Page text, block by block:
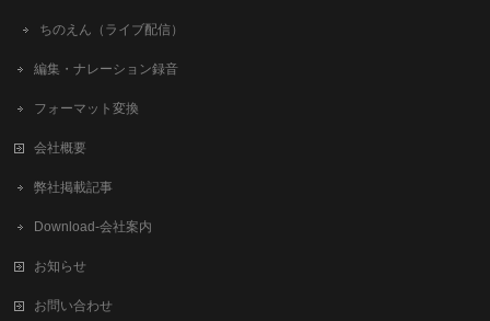
ちのえん（ライブ配信）
編集・ナレーション録音
フォーマット変換
会社概要
弊社掲載記事
Download-会社案内
お知らせ
お問い合わせ